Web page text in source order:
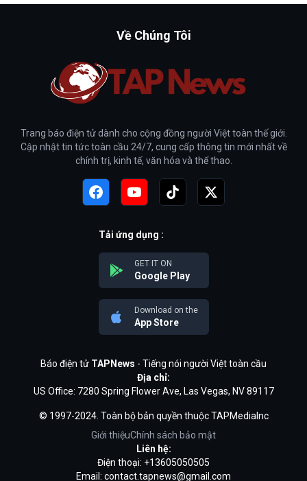
Về Chúng Tôi
Trang báo điện tử dành cho cộng đồng người Việt toàn thế giới.
Cập nhật tin tức toàn cầu 24/7, cung cấp thông tin mới nhất về
chính trị, kinh tế, văn hóa và thể thao.
Tải ứng dụng :
GET IT ON
Google Play
Download on the
App Store
Báo điện tử TAPNews - Tiếng nói người Việt toàn cầu
Địa chỉ:
US Office: 7280 Spring Flower Ave, Las Vegas, NV 89117
© 1997-2024. Toàn bộ bản quyền thuộc TAPMediaInc
Giới thiệuChính sách bảo mật
Liên hệ:
Điện thoại: +13605050505
Email: contact.tapnews@gmail.com